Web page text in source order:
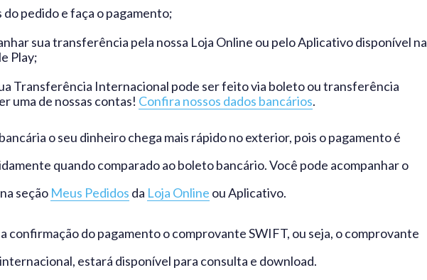
pedido e faça o pagamento;
sua transferência pela nossa Loja Online ou pelo Aplicativo disponível na
Play;
Transferência Internacional pode ser feito via boleto ou transferência
uma de nossas contas! Confira nossos dados bancários.
o seu dinheiro chega mais rápido no exterior, pois o pagamento é
quando comparado ao boleto bancário. Você pode acompanhar o
seção Meus Pedidos da Loja Online ou Aplicativo.
confirmação do pagamento o comprovante SWIFT, ou seja, o comprovante
estará disponível para consulta e download.